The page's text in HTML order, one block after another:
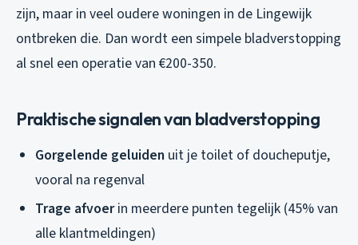
zijn, maar in veel oudere woningen in de Lingewijk
ontbreken die. Dan wordt een simpele bladverstopping
al snel een operatie van €200-350.
Praktische signalen van bladverstopping
Gorgelende geluiden uit je toilet of doucheputje,
vooral na regenval
Trage afvoerin meerdere punten tegelijk (45% van
alle klantmeldingen)